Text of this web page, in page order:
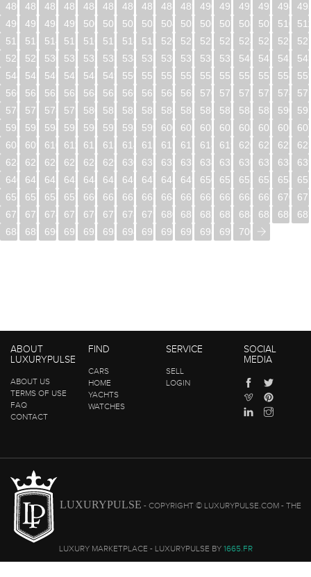
480
481 482 483 484 485 486 487 488 489 490 491 492 493 494
496
497 498 499 500 501 502 503 504 505 506 507 508 509 510
512
513 514 515 516 517 518 519 520 521 522 523 524 525 526
528
529 530 531 532 533 534 535 536 537 538 539 540 541 542
544
545 546 547 548 549 550 551 552 553 554 555 556 557 558
560
561 562 563 564 565 566 567 568 569 570 571 572 573 574
576
577 578 579 580 581 582 583 584 585 586 587 588 589 590
592
593 594 595 596 597 598 599 600 601 602 603 604 605 606
608
609 610 611 612 613 614 615 616 617 618 619 620 621 622
624
625 626 627 628 629 630 631 632 633 634 635 636 637 638
640
641 642 643 644 645 646 647 648 649 650 651 652 653 654
656
657 658 659 660 661 662 663 664 665 666 667 668 669 670
672
673 674 675 676 677 678 679 680 681 682 683 684 685 686
688
689 690 691 692 693 694 695 696 697 698 699 700
ABOUT
LUXURYPULSE
ABOUT US
TERMS OF USE
FAQ
CONTACT
FIND
CARS
HOME
YACHTS
WATCHES
SERVICE
SELL
LOGIN
SOCIAL
MEDIA
LUXURYPULSE - COPYRIGHT © LUXURYPULSE.COM - THE
LUXURY MARKETPLACE - LUXURYPULSE BY 1665.FR